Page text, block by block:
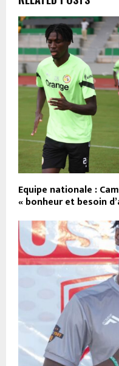
Equipe nationale :
« bonheur et besoin